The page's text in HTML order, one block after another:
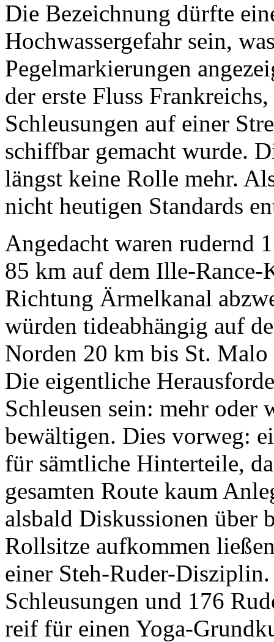
Die Bezeichnung dürfte
Hochwassergefahr sein,
Pegelmarkierungen
der erste Fluss
Schleusungen auf einer
schiffbar gemacht wurde.
längst keine Rolle mehr.
nicht heutigen Standards
Angedacht waren rudernd
85 km auf dem Ille-Rance-
Richtung Ärmelkanal
würden tideabhängig auf
Norden 20 km bis St.
Die eigentliche
Schleusen sein: mehr oder
bewältigen. Dies vorweg:
für sämtliche Hinterteile,
gesamten Route kaum
alsbald Diskussionen über
Rollsitze aufkommen
einer Steh-Ruder-
Schleusungen und 176
reif für einen Yoga-